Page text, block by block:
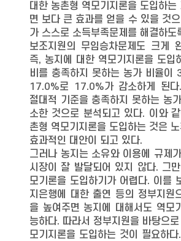
대한 농촌형 역모기지론을 도입하
면 보다 큰 효과를 얻을 수 있을 것
가 스스로 소득부족문제를 해결하도
보조지원의 무임승차문제도 크게
즉, 농지에 대한 역모기지론을 도입
비를 충족하지 못하는 농가 비율이
17.0%로 17.0%가 감소하게 된다
절대적 기준을 충족하지 못하는 농
소한 것으로 분석되고 있다. 이와
촌형 역모기지론을 도입하는 것은 노
효과적인 대안이 되고 있다.
그러나 농지는 소유와 이용에 규제
시장이 잘 발달되어 있지 않다. 그
모기론을 도입하기가 어렵다. 이를
지은행에 대한 출연 등의 정부지원
을 높여주면 농지에 대해서도 역모
능하다. 따라서 정부지원을 바탕으
모기지론을 도입하는 것이 필요하